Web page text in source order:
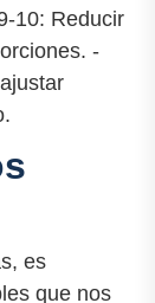
10: Reducir
-
es
que nos